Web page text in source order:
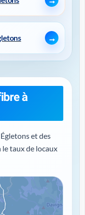
à
et des
taux de locaux